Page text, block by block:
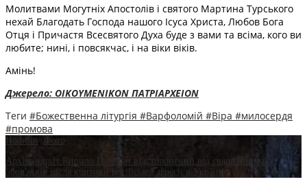
Молитвами Могутніх Апостолів і святого Мартина Турського
нехай Благодать Господа нашого Ісуса Христа, Любов Бога
Отця і Причастя Всесвятого Духа буде з вами та всіма, кого ви
любите; нині, і повсякчас, і на віки віків.
Амінь!
Джерело: ΟΙΚΟΥΜΕΝΙΚΟN ΠΑΤΡΙΑΡΧEION
Теги #Божественна літургія #Варфоломій #Віра #милосердя
#промова
Новини
Фото
Архімандрит Кирило Говорун відсторонений від священицьких
обов'язків після критики російської агресії в Україні